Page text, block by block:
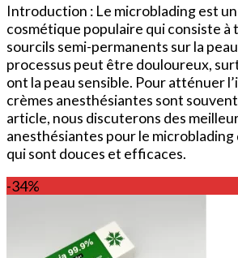
Introduction : Le microblading est
cosmétique populaire qui consiste à
sourcils semi-permanents sur la
processus peut être douloureux,
ont la peau sensible. Pour atténuer
crèmes anesthésiantes sont
article, nous discuterons des
anesthésiantes pour le microblading
qui sont douces et efficaces.
-34%